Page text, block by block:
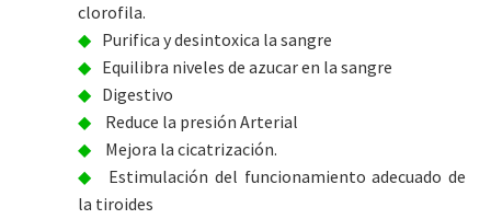
clorofila.
Purifica y desintoxica la sangre
Equilibra niveles de azucar en la sangre
Digestivo
Reduce la presión Arterial
Mejora la cicatrización.
Estimulación del funcionamiento adecuado de
la tiroides